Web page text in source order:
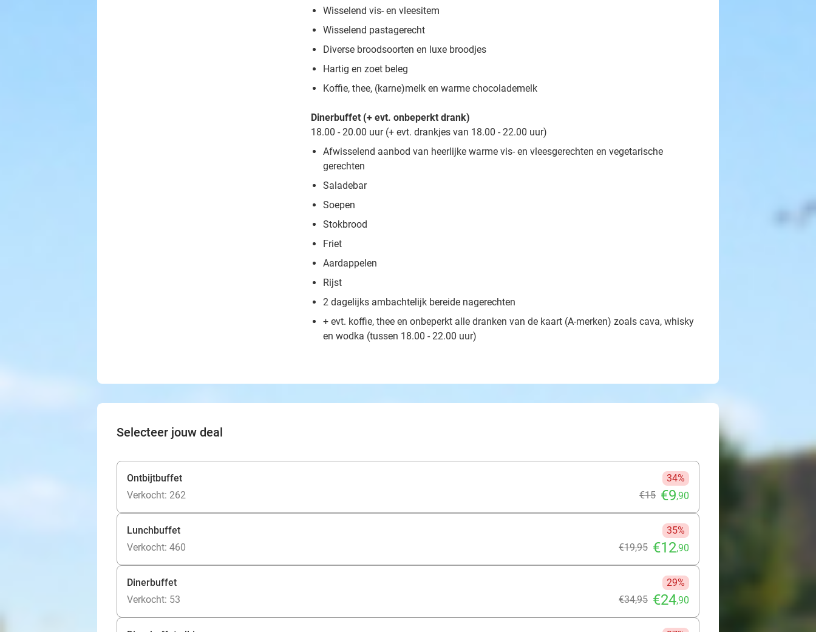
Wisselend vis- en vleesitem
Wisselend pastagerecht
Diverse broodsoorten en luxe broodjes
Hartig en zoet beleg
Koffie, thee, (karne)melk en warme chocolademelk
Dinerbuffet (+ evt. onbeperkt drank)
18.00 - 20.00 uur (+ evt. drankjes van 18.00 - 22.00 uur)
Afwisselend aanbod van heerlijke warme vis- en vleesgerechten en vegetarische
gerechten
Saladebar
Soepen
Stokbrood
Friet
Aardappelen
Rijst
2 dagelijks ambachtelijk bereide nagerechten
+ evt. koffie, thee en onbeperkt alle dranken van de kaart (A-merken) zoals cava, whisky
en wodka (tussen 18.00 - 22.00 uur)
Selecteer jouw deal
Ontbijtbuffet
34%
Verkocht: 262
€15 €9,90
Lunchbuffet
35%
Verkocht: 460
€19,95 €12,90
Dinerbuffet
29%
Verkocht: 53
€34,95 €24,90